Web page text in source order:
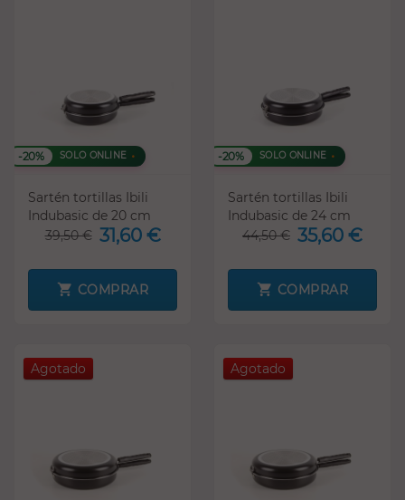
-20% SOLO ONLINE
Sartén tortillas Ibili
Indubasic de 20 cm
39,50 € 31,60 €
COMPRAR
-20% SOLO ONLINE
Sartén tortillas Ibili
Indubasic de 24 cm
44,50 € 35,60 €
COMPRAR
Agotado Agotado